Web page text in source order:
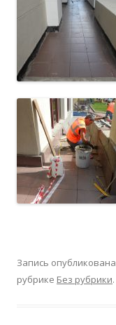
Запись опубликована
рубрике Без рубрики.